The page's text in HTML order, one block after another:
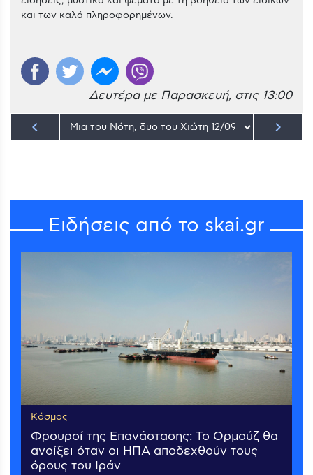
και των καλά πληροφορημένων.
Δευτέρα με Παρασκευή, στις 13:00
keyboard_arrow_left keyboard_arrow_right
Ειδήσεις από το skai.gr
Κόσμος
Φρουροί της Επανάστασης: Το Ορμούζ θα
ανοίξει όταν οι ΗΠΑ αποδεχθούν τους
όρους του Ιράν